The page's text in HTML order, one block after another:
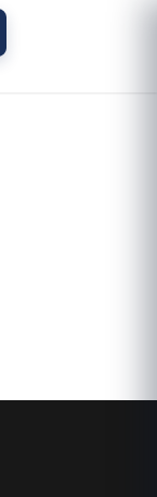
menüyü aç